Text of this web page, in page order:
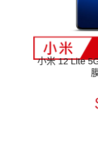
小米 12 Lite